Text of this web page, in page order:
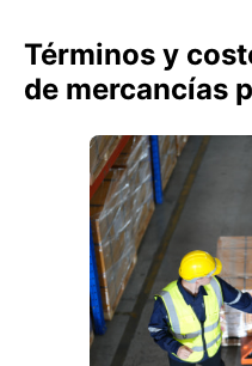
Términos y
de mercancías